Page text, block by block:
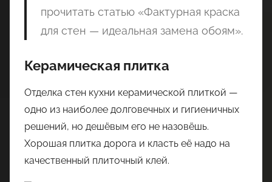
прочитать статью «Фактурная краска
для стен — идеальная замена обоям».
Керамическая плитка
Отделка стен кухни керамической плиткой —
одно из наиболее долговечных и гигиеничных
решений, но дешёвым его не назовёшь.
Хорошая плитка дорога и класть её надо на
качественный плиточный клей.